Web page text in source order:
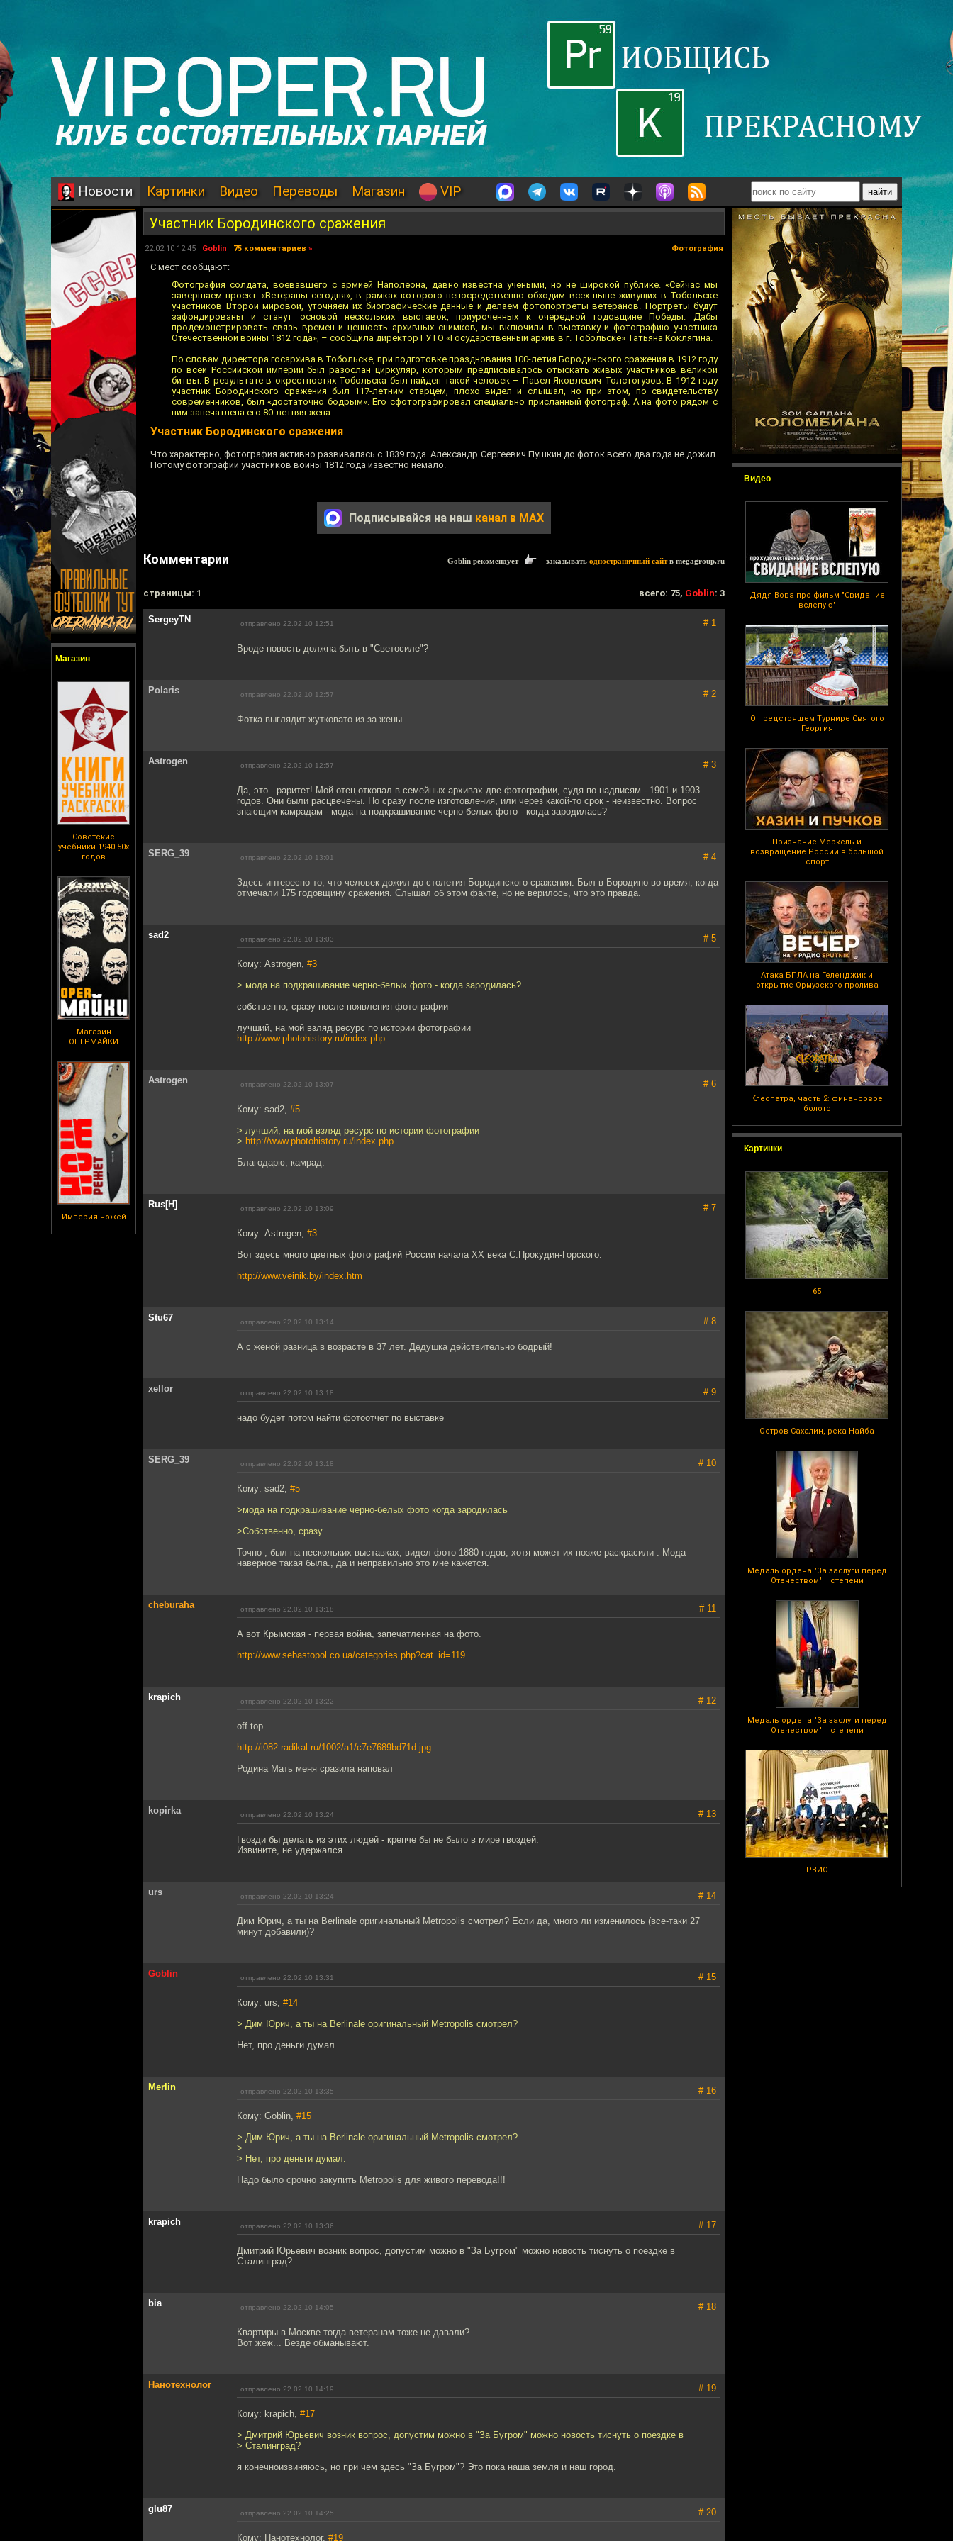
Новости Картинки Видео Переводы Магазин VIP
Магазин
Советские
учебники 1940-50х
годов
Магазин
ОПЕРМАЙКИ
Империя ножей
Видео
Дядя Вова про фильм "Свидание
вслепую"
О предстоящем Турнире Святого
Георгия
Признание Меркель и
возвращение России в большой
спорт
Атака БПЛА на Геленджик и
открытие Ормузского пролива
Клеопатра, часть 2: финансовое
болото
Картинки
65
Остров Сахалин, река Найба
Медаль ордена "За заслуги перед
Отечеством" II степени
Медаль ордена "За заслуги перед
Отечеством" II степени
РВИО
Участник Бородинского сражения
22.02.10 12:45 | Goblin | 75 комментариев » Фотография
С мест сообщают:
Фотография солдата, воевавшего с армией Наполеона, давно известна учеными, но не широкой публике. «Сейчас мы
завершаем проект «Ветераны сегодня», в рамках которого непосредственно обходим всех ныне живущих в Тобольске
участников Второй мировой, уточняем их биографические данные и делаем фотопортреты ветеранов. Портреты будут
зафондированы и станут основой нескольких выставок, приуроченных к очередной годовщине Победы. Дабы
продемонстрировать связь времен и ценность архивных снимков, мы включили в выставку и фотографию участника
Отечественной войны 1812 года», – сообщила директор ГУТО «Государственный архив в г. Тобольске» Татьяна Коклягина.
По словам директора госархива в Тобольске, при подготовке празднования 100-летия Бородинского сражения в 1912 году
по всей Российской империи был разослан циркуляр, которым предписывалось отыскать живых участников великой
битвы. В результате в окрестностях Тобольска был найден такой человек – Павел Яковлевич Толстогузов. В 1912 году
участник Бородинского сражения был 117-летним старцем, плохо видел и слышал, но при этом, по свидетельству
современников, был «достаточно бодрым». Его сфотографировал специально присланный фотограф. А на фото рядом с
ним запечатлена его 80-летняя жена.
Участник Бородинского сражения
Что характерно, фотография активно развивалась с 1839 года. Александр Сергеевич Пушкин до фоток всего два года не дожил.
Потому фотографий участников войны 1812 года известно немало.
Подписывайся на наш канал в MAX
Комментарии Goblin рекомендует заказывать одностраничный сайтв megagroup.ru
cтраницы: 1 всего: 75, Goblin: 3
SergeyTN отправлено 22.02.10 12:51 # 1
Вроде новость должна быть в "Светосиле"?
Polaris отправлено 22.02.10 12:57 # 2
Фотка выглядит жутковато из-за жены
Astrogen отправлено 22.02.10 12:57 # 3
Да, это - раритет! Мой отец откопал в семейных архивах две фотографии, судя по надписям - 1901 и 1903
годов. Они были расцвечены. Но сразу после изготовления, или через какой-то срок - неизвестно. Вопрос
знающим камрадам - мода на подкрашивание черно-белых фото - когда зародилась?
SERG_39 отправлено 22.02.10 13:01 # 4
Здесь интересно то, что человек дожил до столетия Бородинского сражения. Был в Бородино во время, когда
отмечали 175 годовщину сражения. Слышал об этом факте, но не верилось, что это правда.
sad2 отправлено 22.02.10 13:03 # 5
Кому: Astrogen, #3
> мода на подкрашивание черно-белых фото - когда зародилась?
собственно, сразу после появления фотографии
лучший, на мой взляд ресурс по истории фотографии
http://www.photohistory.ru/index.php
Astrogen отправлено 22.02.10 13:07 # 6
Кому: sad2, #5
> лучший, на мой взляд ресурс по истории фотографии
> http://www.photohistory.ru/index.php
Благодарю, камрад.
Rus[H] отправлено 22.02.10 13:09 # 7
Кому: Astrogen, #3
Вот здесь много цветных фотографий России начала XX века С.Прокудин-Горского:
http://www.veinik.by/index.htm
Stu67 отправлено 22.02.10 13:14 # 8
А с женой разница в возрасте в 37 лет. Дедушка действительно бодрый!
xellor отправлено 22.02.10 13:18 # 9
надо будет потом найти фотоотчет по выставке
SERG_39 отправлено 22.02.10 13:18 # 10
Кому: sad2, #5
>мода на подкрашивание черно-белых фото когда зародилась
>Собственно, сразу
Точно , был на нескольких выставках, видел фото 1880 годов, хотя может их позже раскрасили . Мода
наверное такая была., да и неправильно это мне кажется.
cheburaha отправлено 22.02.10 13:18 # 11
А вот Крымская - первая война, запечатленная на фото.
http://www.sebastopol.co.ua/categories.php?cat_id=119
krapich отправлено 22.02.10 13:22 # 12
off top
http://i082.radikal.ru/1002/a1/c7e7689bd71d.jpg
Родина Мать меня сразила наповал
kopirka отправлено 22.02.10 13:24 # 13
Гвозди бы делать из этих людей - крепче бы не было в мире гвоздей.
Извините, не удержался.
urs отправлено 22.02.10 13:24 # 14
Дим Юрич, а ты на Berlinale оригинальный Metropolis смотрел? Если да, много ли изменилось (все-таки 27
минут добавили)?
Goblin отправлено 22.02.10 13:31 # 15
Кому: urs, #14
> Дим Юрич, а ты на Berlinale оригинальный Metropolis смотрел?
Нет, про деньги думал.
Merlin отправлено 22.02.10 13:35 # 16
Кому: Goblin, #15
> Дим Юрич, а ты на Berlinale оригинальный Metropolis смотрел?
>
> Нет, про деньги думал.
Надо было срочно закупить Metropolis для живого перевода!!!
krapich отправлено 22.02.10 13:36 # 17
Дмитрий Юрьевич возник вопрос, допустим можно в "За Бугром" можно новость тиснуть о поездке в
Сталинград?
bia отправлено 22.02.10 14:05 # 18
Квартиры в Москве тогда ветеранам тоже не давали?
Вот жеж... Везде обманывают.
Нанотехнолог отправлено 22.02.10 14:19 # 19
Кому: krapich, #17
> Дмитрий Юрьевич возник вопрос, допустим можно в "За Бугром" можно новость тиснуть о поездке в
> Сталинград?
я конечноизвиняюсь, но при чем здесь "За Бугром"? Это пока наша земля и наш город.
glu87 отправлено 22.02.10 14:25 # 20
Кому: Нанотехнолог, #19